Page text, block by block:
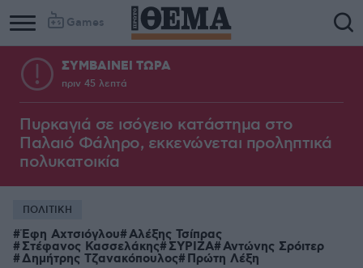
Games
ΣΥΜΒΑΙΝΕΙ ΤΩΡΑ
πριν 45 λεπτά
Πυρκαγιά σε ισόγειο κατάστημα στο
Παλαιό Φάληρο, εκκενώνεται προληπτικά
πολυκατοικία
ΠΟΛΙΤΙΚΗ
Έφη Αχτσιόγλου Αλέξης Τσίπρας
Στέφανος Κασσελάκης ΣΥΡΙΖΑ Αντώνης Σρόιτερ
Δημήτρης Τζανακόπουλος Πρώτη Λέξη